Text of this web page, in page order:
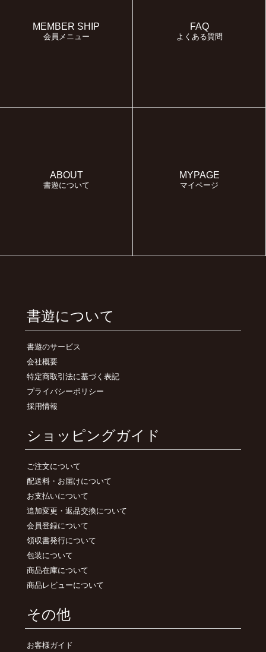
MEMBER SHIP
会員メニュー
FAQ
よくある質問
ABOUT
書遊について
MYPAGE
マイページ
書遊について
書遊のサービス
会社概要
特定商取引法に基づく表記
プライバシーポリシー
採用情報
ショッピングガイド
ご注文について
配送料・お届けについて
お支払いについて
追加変更・返品交換について
会員登録について
領収書発行について
包装について
商品在庫について
商品レビューについて
その他
お客様ガイド